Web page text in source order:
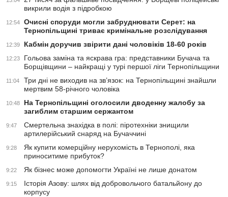
викрили водія з підробкою
12:54
Очисні споруди могли забруднювати Серет: на
Тернопільщині триває кримінальне розслідування
12:39 Кабмін доручив звірити дані чоловіків 18-60 років
12:23
Гольова заміна та яскрава гра: представники Бучача та
Борщівщини – найкращі у турі першої ліги Тернопільщини
11:04
Три дні не виходив на зв’язок: на Тернопільщині знайшли
мертвим 58-річного чоловіка
10:48
На Тернопільщині оголосили дводенну жалобу за
загиблим старшим сержантом
9:47
Смертельна знахідка в полі: піротехніки знищили
артилерійський снаряд на Бучаччині
9:28
Як купити комерційну нерухомість в Тернополі, яка
приноситиме прибуток?
9:22 Як бізнес може допомогти Україні не лише донатом
9:15
Історія Азову: шлях від добровольчого батальйону до
корпусу